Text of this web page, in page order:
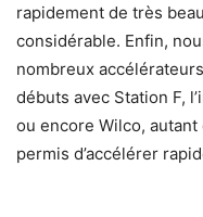
rapidement de très
considérable. Enfin,
nombreux
débuts avec Station F,
ou encore Wilco,
permis d’accélérer